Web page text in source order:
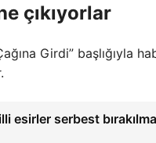
çıkıyorlar
Girdi” başlığıyla
esirler serbest